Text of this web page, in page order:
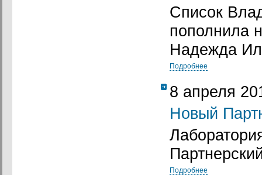
Список
пополнила
Надежда
Подробнее
8 апреля
Новый
Подробнее